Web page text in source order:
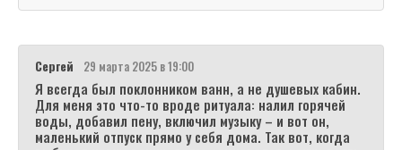
Сергей 29 марта 2025 в 19:00
Я всегда был поклонником ванн, а не душевых кабин.
Для меня это что-то вроде ритуала: налил горячей
воды, добавил пену, включил музыку – и вот он,
маленький отпуск прямо у себя дома. Так вот, когда